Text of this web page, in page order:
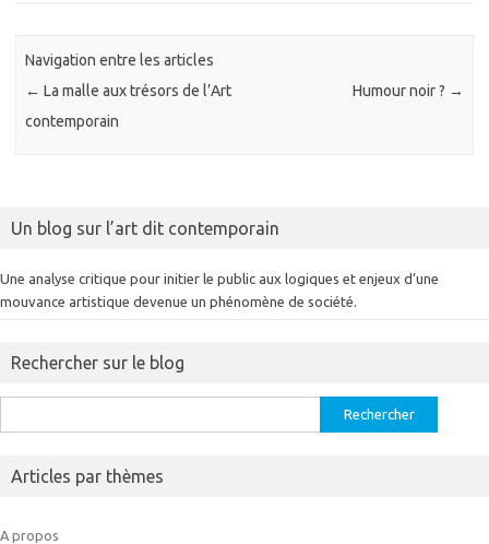
Navigation entre les articles
← La malle aux trésors de l’Art
contemporain
Humour noir ? →
Un blog sur l’art dit contemporain
Une analyse critique pour initier le public aux logiques et enjeux d’une
mouvance artistique devenue un phénomène de société.
Rechercher sur le blog
Articles par thèmes
A propos